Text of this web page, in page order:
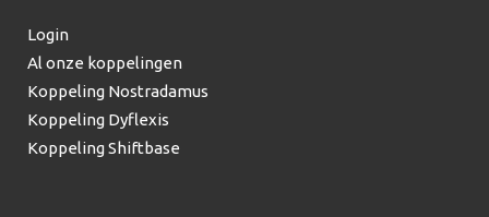
Login
Al onze koppelingen
Koppeling Nostradamus
Koppeling Dyflexis
Koppeling Shiftbase